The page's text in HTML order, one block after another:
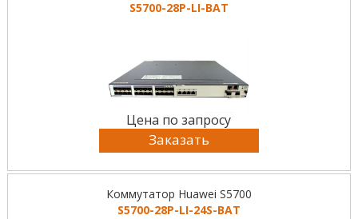
S5700-28P-LI-BAT
Цена по запросу
Заказать
Коммутатор Huawei S5700
S5700-28P-LI-24S-BAT